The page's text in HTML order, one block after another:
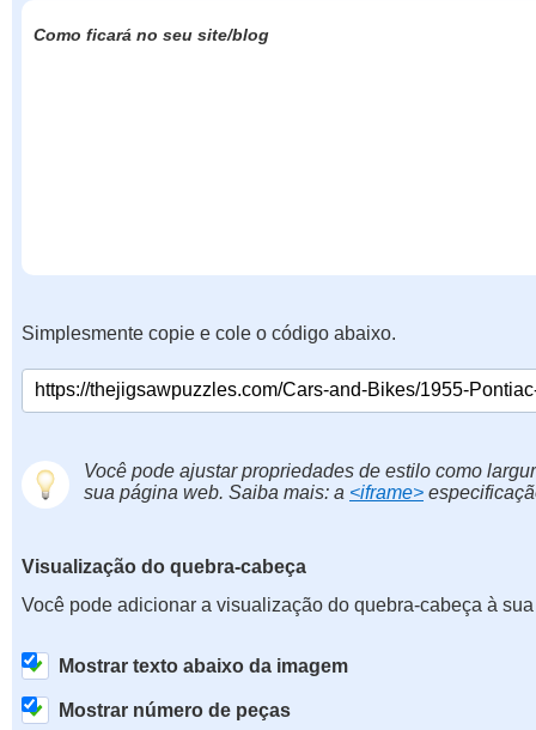
Como ficará no seu site/blog
Simplesmente copie e cole o código abaixo.
Você pode ajustar propriedades de estilo como
sua página web. Saiba mais: a <iframe>
Visualização do quebra-cabeça
Você pode adicionar a visualização do quebra-cabeça à
Mostrar texto abaixo da imagem
Mostrar número de peças